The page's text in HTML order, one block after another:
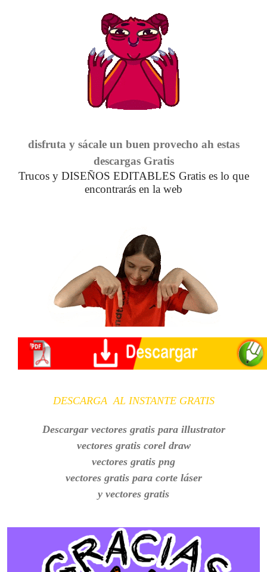
disfruta y sácale un buen provecho ah estas
descargas Gratis
Trucos y DISEÑOS EDITABLES Gratis es lo que
encontrarás en la web
DESCARGA AL INSTANTE GRATIS
Descargar vectores gratis para illustrator
vectores gratis corel draw
vectores gratis png
vectores gratis para corte láser
y vectores gratis